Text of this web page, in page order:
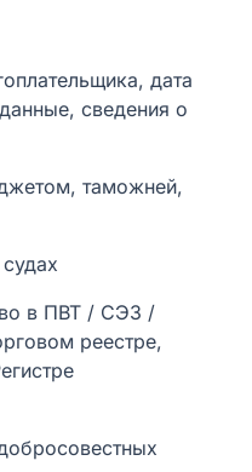
дата
сведения о
таможней,
в ПВТ / СЭЗ /
реестре,